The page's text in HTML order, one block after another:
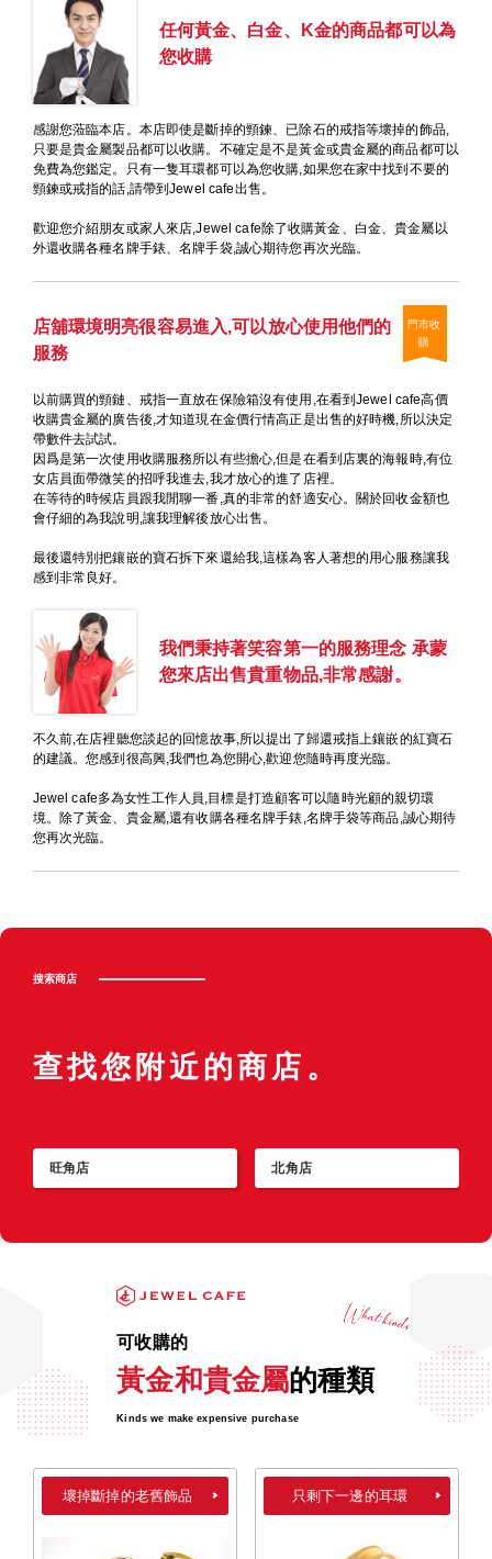
任何黃金、白金、K金的商品都可以為
您收購
感謝您蒞臨本店。本店即使是斷掉的頸鍊、已除石的戒指等壞掉的飾品,
只要是貴金屬製品都可以收購。不確定是不是黃金或貴金屬的商品都可以
免費為您鑑定。只有一隻耳環都可以為您收購,如果您在家中找到不要的
頸鍊或戒指的話,請帶到Jewel cafe出售。
歡迎您介紹朋友或家人來店,Jewel cafe除了收購黃金、白金、貴金屬以
外還收購各種名牌手錶、名牌手袋,誠心期待您再次光臨。
店舖環境明亮很容易進入,可以放心使用他們的
服務
門市收
購
以前購買的頸鏈、戒指一直放在保險箱沒有使用,在看到Jewel cafe高價
收購貴金屬的廣告後,才知道現在金價行情高正是出售的好時機,所以決定
帶數件去試試。
因爲是第一次使用收購服務所以有些擔心,但是在看到店裏的海報時,有位
女店員面帶微笑的招呼我進去,我才放心的進了店裡。
在等待的時候店員跟我閒聊一番,真的非常的舒適安心。關於回收金額也
會仔細的為我說明,讓我理解後放心出售。
最後還特別把鑲嵌的寶石拆下來還給我,這樣為客人著想的用心服務讓我
感到非常良好。
我們秉持著笑容第一的服務理念 承蒙
您來店出售貴重物品,非常感謝。
不久前,在店裡聽您談起的回憶故事,所以提出了歸還戒指上鑲嵌的紅寶石
的建議。您感到很高興,我們也為您開心,歡迎您隨時再度光臨。
Jewel cafe多為女性工作人員,目標是打造顧客可以隨時光顧的親切環
境。除了黃金、貴金屬,還有收購各種名牌手錶,名牌手袋等商品,誠心期待
您再次光臨。
搜索商店
查找您附近的商店。
旺角店 北角店
可收購的
黃金和貴金屬的種類
Kinds we make expensive purchase
壞掉斷掉的老舊飾品 只剩下一邊的耳環